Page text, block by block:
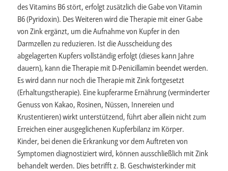
des Vitamins B6 stört, erfolgt zusätzlich die Gabe von Vitamin
B6 (Pyridoxin). Des Weiteren wird die Therapie mit einer Gabe
von Zink ergänzt, um die Aufnahme von Kupfer in den
Darmzellen zu reduzieren. Ist die Ausscheidung des
abgelagerten Kupfers vollständig erfolgt (dieses kann Jahre
dauern), kann die Therapie mit D-Penicillamin beendet werden.
Es wird dann nur noch die Therapie mit Zink fortgesetzt
(Erhaltungstherapie). Eine kupferarme Ernährung (verminderter
Genuss von Kakao, Rosinen, Nüssen, Innereien und
Krustentieren) wirkt unterstützend, führt aber allein nicht zum
Erreichen einer ausgeglichenen Kupferbilanz im Körper.
Kinder, bei denen die Erkrankung vor dem Auftreten von
Symptomen diagnostiziert wird, können ausschließlich mit Zink
behandelt werden. Dies betrifft z. B. Geschwisterkinder mit